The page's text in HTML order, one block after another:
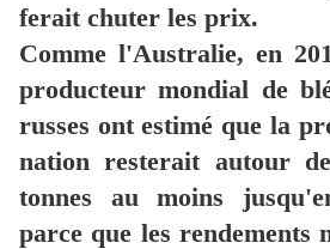
ferait chuter les prix.
Comme l'Australie, en
producteur mondial de
russes ont estimé que la
nation resterait autour
tonnes au moins
parce que les rendements